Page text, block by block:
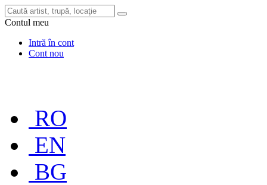
Contul meu
Intră în cont
Cont nou
RO
EN
BG